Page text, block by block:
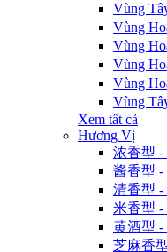
Vùng
Vùng
Vùng
Vùng
Vùng
Vùng
Xem tất cả
Hương Vị
浓香型 -
酱香型 -
清香型 -
米香型 -
黄酒型 -
芝麻香